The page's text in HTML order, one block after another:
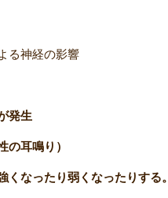
る神経の影響
発生
耳鳴り）
なったり弱くなったりする。